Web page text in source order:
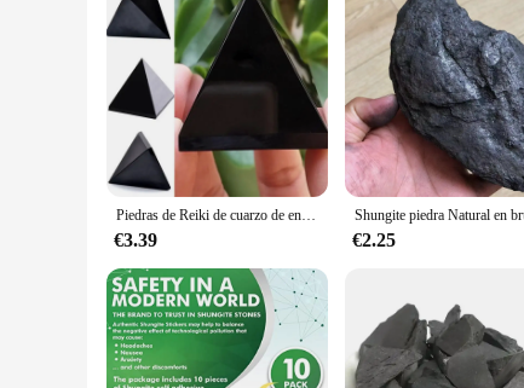
Piedras de Reiki de cuarzo de energía de torre de pirámide Shungite negro de cristal Natural para curación, decoración de meditación Fengshui
€3.39 €2.25